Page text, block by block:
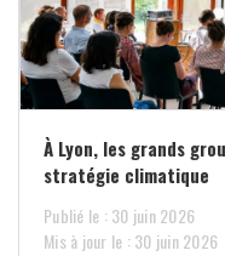
À Lyon, les grands
stratégie climatique
Publié le : 30 juin 2026
Mis à jour le : 30 juin 2026